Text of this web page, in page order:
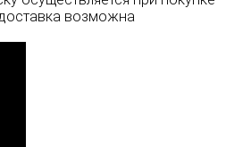
возможна